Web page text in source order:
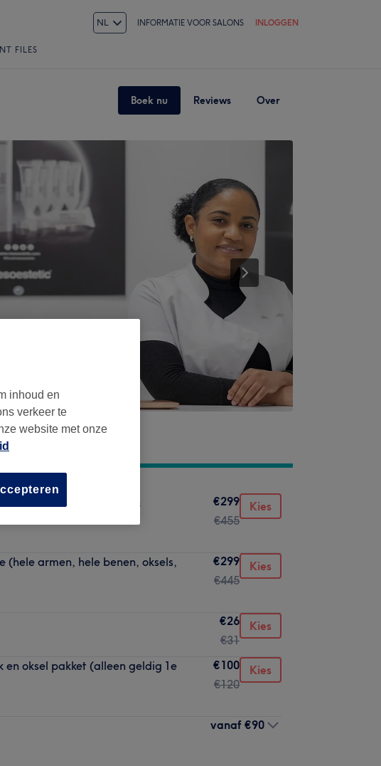
NL INFORMATIE VOOR SALONS INLOGGEN
FILES
Boek nu Reviews Over
borst, rug, schouders &
€299
€455
Kies
armen, hele benen, oksels,
€299
€445
Kies
€26
€31
Kies
oksel pakket (alleen geldig 1e
€100
€120
Kies
vanaf €90
inhoud en
verkeer te
website met onze